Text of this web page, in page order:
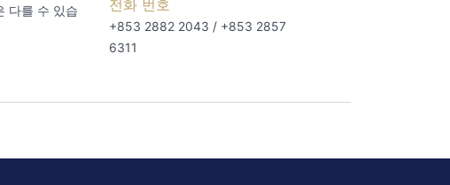
다를 수 있습
전화 번호
+853 2882 2043 / +853 2857
6311